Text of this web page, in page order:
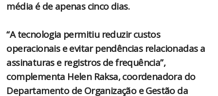
média é de apenas cinco dias.
“A tecnologia permitiu reduzir custos
operacionais e evitar pendências relacionadas a
assinaturas e registros de frequência”,
complementa Helen Raksa, coordenadora do
Departamento de Organização e Gestão da